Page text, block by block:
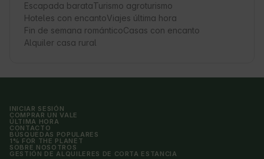
Escapada barataTurismo agroturismo
Hoteles con encantoViajes última hora
Fin de semana románticoCasas con encanto
Alquiler casa rural
INICIAR SESIÓN
COMPRAR UN VALE
ÚLTIMA HORA
CONTACTO
BÚSQUEDAS POPULARES
1% FOR THE PLANET
SOBRE NOSOTROS
GESTIÓN DE ALQUILERES DE CORTA ESTANCIA